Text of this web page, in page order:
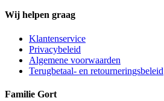
Wij helpen graag
Klantenservice
Privacybeleid
Algemene voorwaarden
Terugbetaal- en retourneringsbeleid
Familie Gort